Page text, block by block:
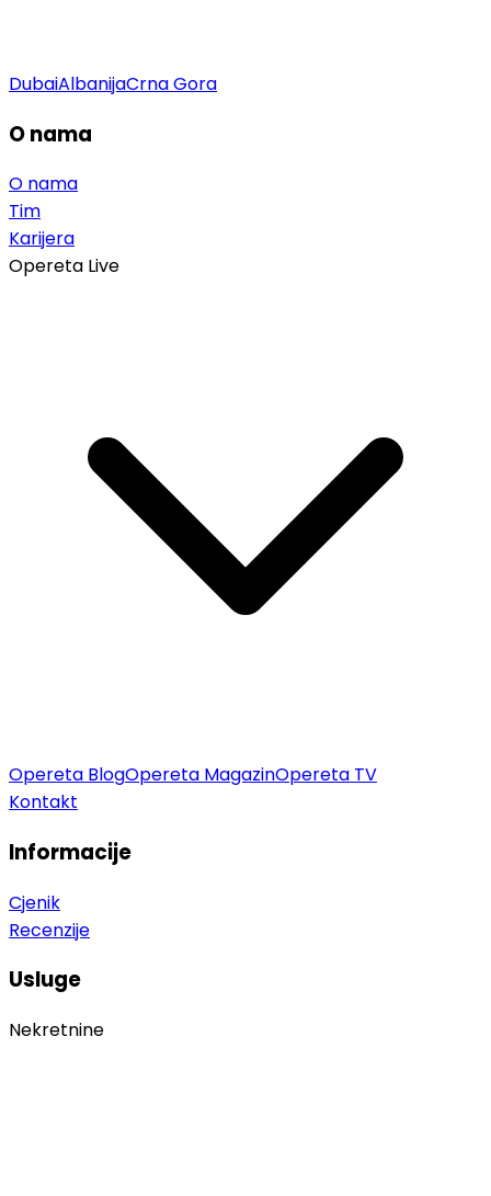
DubaiAlbanijaCrna Gora
O nama
O nama
Tim
Karijera
Opereta Live
Opereta BlogOpereta MagazinOpereta TV
Kontakt
Informacije
Cjenik
Recenzije
Usluge
Nekretnine